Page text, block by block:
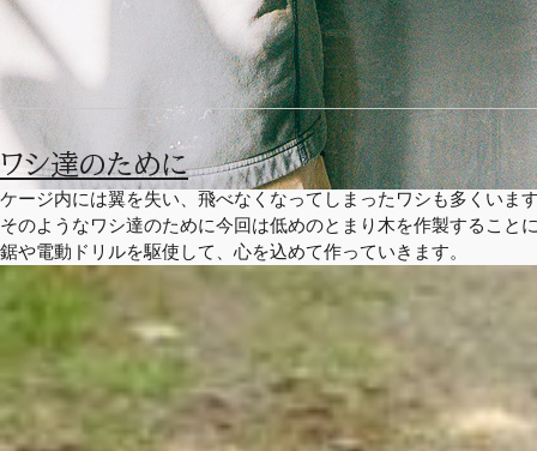
ワシ達のために
ケージ内には翼を失い、飛べなくなってしまったワシも多くいま
そのようなワシ達のために今回は低めのとまり木を作製すること
鋸や電動ドリルを駆使して、心を込めて作っていきます。